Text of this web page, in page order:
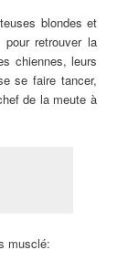
blondes et
retrouver la
chiennes, leurs
se faire tancer,
de la meute à
musclé: